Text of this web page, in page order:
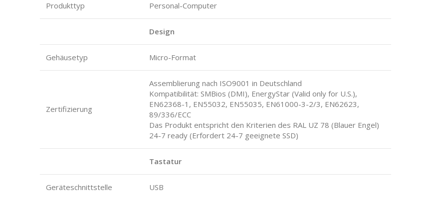
Produkttyp Personal-Computer
Design
Gehäusetyp Micro-Format
Zertifizierung
Assemblierung nach ISO9001 in Deutschland
Kompatibilität: SMBios (DMI), EnergyStar (Valid only for U.S.),
EN62368-1, EN55032, EN55035, EN61000-3-2/3, EN62623,
89/336/ECC
Das Produkt entspricht den Kriterien des RAL UZ 78 (Blauer Engel)
24-7 ready (Erfordert 24-7 geeignete SSD)
Tastatur
Geräteschnittstelle USB